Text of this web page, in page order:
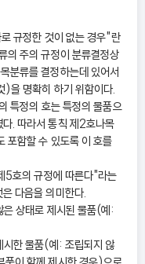
규정한 것이 없는 경우"란
의 주의 규정이 분류결정상
분류를 결정하는데 있어서
)을 명확히 하기 위함이다.
특정의 호는 특정의 물품으
. 따라서 통칙 제2호나목
포함할 수 있도록 이 호를
5호의 규정에 따른다"라는
다음을 의미한다.
상태로 제시된 물품(예:
한 물품(예: 조립되지 않